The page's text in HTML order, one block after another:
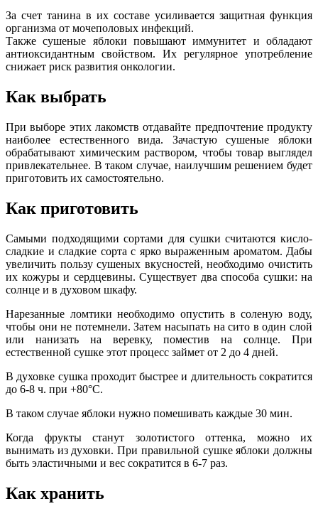
За счет танина в их составе усиливается защитная функция
организма от мочеполовых инфекций.
Также сушеные яблоки повышают иммунитет и обладают
антиоксидантным свойством. Их регулярное употребление
снижает риск развития онкологии.
Как выбрать
При выборе этих лакомств отдавайте предпочтение продукту
наиболее естественного вида. Зачастую сушеные яблоки
обрабатывают химическим раствором, чтобы товар выглядел
привлекательнее. В таком случае, наилучшим решением будет
приготовить их самостоятельно.
Как приготовить
Самыми подходящими сортами для сушки считаются кисло-
сладкие и сладкие сорта с ярко выраженным ароматом. Дабы
увеличить пользу сушеных вкусностей, необходимо очистить
их кожуры и сердцевины. Существует два способа сушки: на
солнце и в духовом шкафу.
Нарезанные ломтики необходимо опустить в соленую воду,
чтобы они не потемнели. Затем насыпать на сито в один слой
или нанизать на веревку, поместив на солнце. При
естественной сушке этот процесс займет от 2 до 4 дней.
В духовке сушка проходит быстрее и длительность сократится
до 6-8 ч. при +80°C.
В таком случае яблоки нужно помешивать каждые 30 мин.
Когда фрукты станут золотистого оттенка, можно их
вынимать из духовки. При правильной сушке яблоки должны
быть эластичными и вес сократится в 6-7 раз.
Как хранить